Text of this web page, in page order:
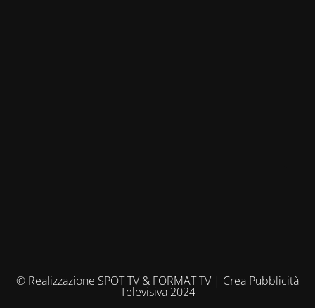
© Realizzazione SPOT TV & FORMAT TV | Crea Pubblicità
Televisiva 2024